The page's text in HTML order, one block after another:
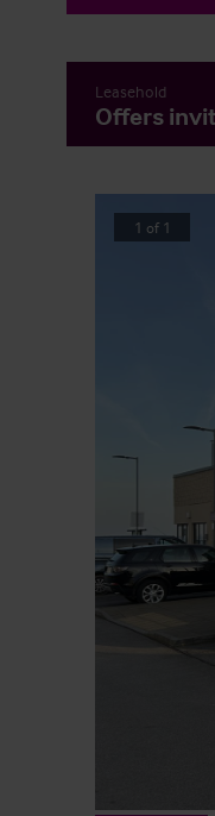
Leasehold
Offers
1 of 1